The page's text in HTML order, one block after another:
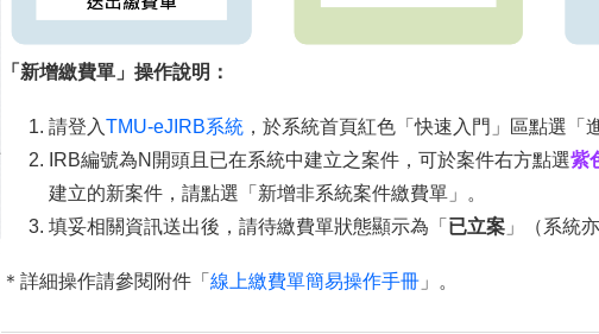
「新增繳費單」操作說明：
請登入TMU-eJIRB系統 ，於系統首頁紅色「快速入門」區點選「
IRB編號為N開頭且已在系統中建立之案件，可於案件右方點選紫
建立的新案件，請點選「新增非系統案件繳費單」。
填妥相關資訊送出後，請待繳費單狀態顯示為「 已立案 」（系統
＊詳細操作請參閱附件「 線上繳費單簡易操作手冊 」。